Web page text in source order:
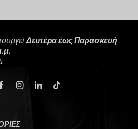
Δευτέρα έως Παρασκευή